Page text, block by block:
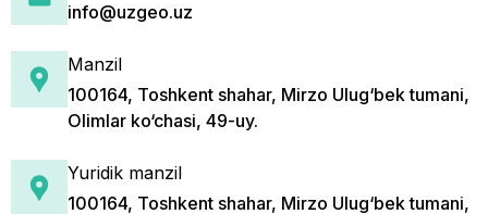
info@uzgeo.uz
Manzil
100164, Toshkent shahar, Mirzo Ulug‘bek tumani,
Olimlar ko‘chasi, 49-uy.
Yuridik manzil
100164, Toshkent shahar, Mirzo Ulug‘bek tumani,